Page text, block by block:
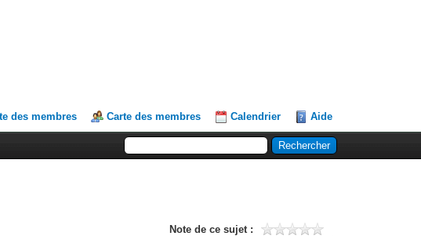
des membres Carte des membres Calendrier Aide
Note de ce sujet :